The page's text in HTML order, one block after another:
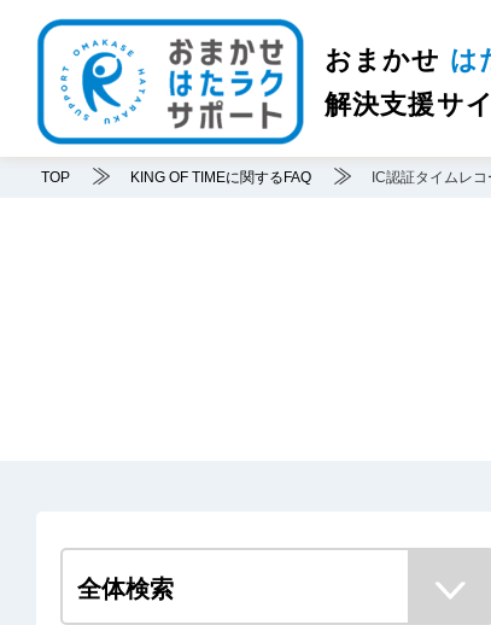
おまかせ は
解決支援サ
TOP KING OF TIMEに関するFAQ IC認証タイムレ